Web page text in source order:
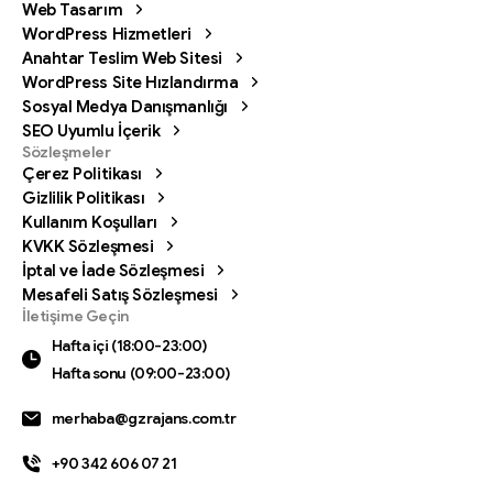
Web Tasarım
WordPress Hizmetleri
Anahtar Teslim Web Sitesi
WordPress Site Hızlandırma
Sosyal Medya Danışmanlığı
SEO Uyumlu İçerik
Sözleşmeler
Çerez Politikası
Gizlilik Politikası
Kullanım Koşulları
KVKK Sözleşmesi
İptal ve İade Sözleşmesi
Mesafeli Satış Sözleşmesi
İletişime Geçin
Hafta içi (18:00-23:00)
Hafta sonu (09:00-23:00)
merhaba@gzrajans.com.tr
+90 342 606 07 21
Bizi arayın
Hafta içi (18:00-23:00) Hafta sonu (09:00-23:00)
0342 606 07 21
Bize bir mesaj gönderin
Mesajınızı istediğiniz zaman gönderin.